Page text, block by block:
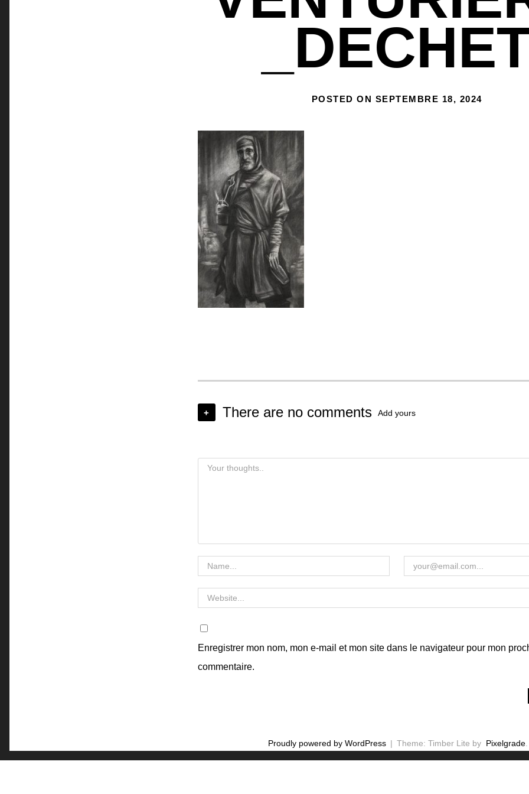
POSTED ON SEPTEMBRE 18, 2024
+ There are no comments Add yours
Enregistrer mon nom, mon e-mail et mon site dans le navigateur pour mon
commentaire.
Proudly powered by WordPress | Theme: Timber Lite by Pixelgrade.